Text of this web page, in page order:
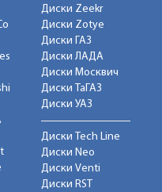
Диски Zeekr
Диски Zotye
Диски ГАЗ
Диски ЛАДА
Диски Москвич
Диски ТаГАЗ
Диски УАЗ
Диски Tech Line
Диски Neo
Диски Venti
Диски RST